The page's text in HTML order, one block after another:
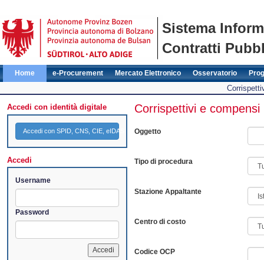
Sistema
Contratti
Home e-Procurement Mercato Elettronico Osservatorio
Accedi con identità digitale
Accedi con SPID, CNS, CIE, eIDAS
Accedi
Username
Password
Corrispettivi e compensi
Oggetto
Tipo di procedura
Stazione Appaltante
Centro di costo
Codice OCP